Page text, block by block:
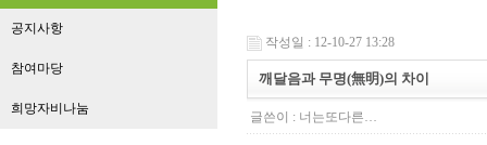
공지사항
참여마당
희망자비나눔
작성일 : 12-10-27 13:28
깨달음과 무명(無明)의 차이
글쓴이 : 너는또다른…